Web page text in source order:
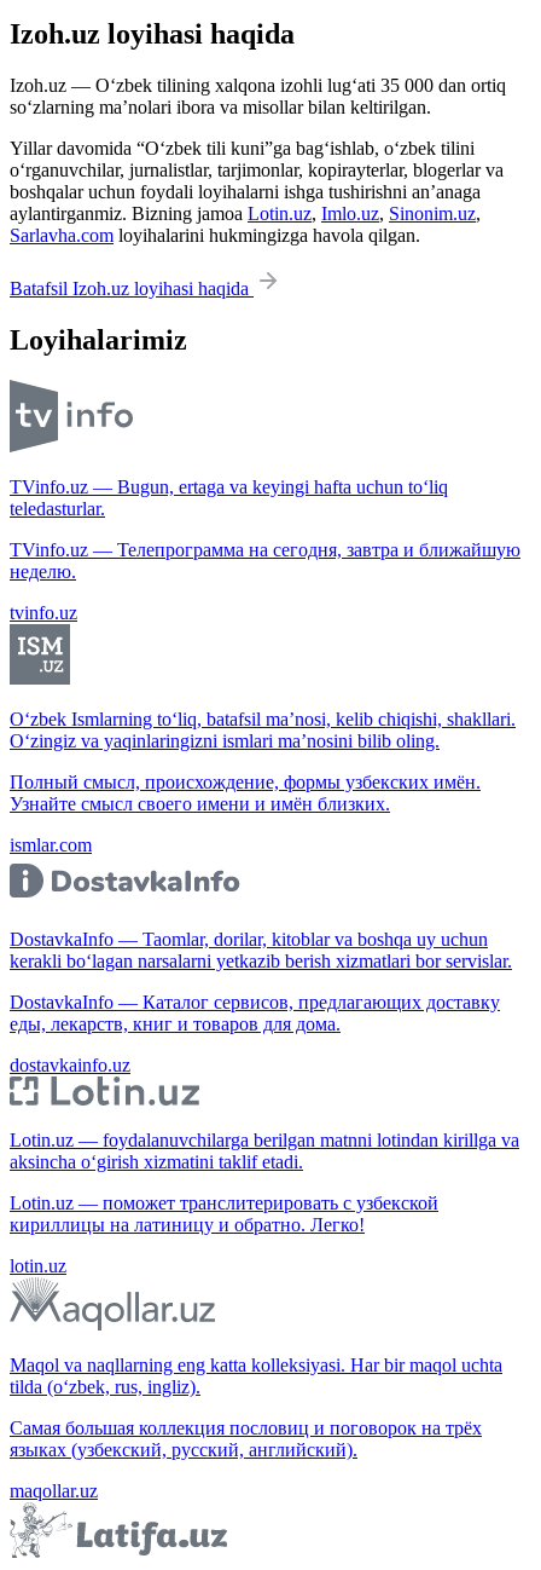
Izoh.uz loyihasi haqida
Izoh.uz — O‘zbek tilining xalqona izohli lug‘ati 35 000 dan ortiq
so‘zlarning ma’nolari ibora va misollar bilan keltirilgan.
Yillar davomida “O‘zbek tili kuni”ga bag‘ishlab, o‘zbek tilini
o‘rganuvchilar, jurnalistlar, tarjimonlar, kopirayterlar, blogerlar va
boshqalar uchun foydali loyihalarni ishga tushirishni an’anaga
aylantirganmiz. Bizning jamoa Lotin.uz, Imlo.uz, Sinonim.uz,
Sarlavha.com loyihalarini hukmingizga havola qilgan.
Batafsil Izoh.uz loyihasi haqida
Loyihalarimiz
TVinfo.uz — Bugun, ertaga va keyingi hafta uchun to‘liq
teledasturlar.
TVinfo.uz — Телепрограмма на сегодня, завтра и ближайшую
неделю.
tvinfo.uz
O‘zbek Ismlarning to‘liq, batafsil ma’nosi, kelib chiqishi, shakllari.
O‘zingiz va yaqinlaringizni ismlari ma’nosini bilib oling.
Полный смысл, происхождение, формы узбекских имён.
Узнайте смысл своего имени и имён близких.
ismlar.com
DostavkaInfo — Taomlar, dorilar, kitoblar va boshqa uy uchun
kerakli bo‘lagan narsalarni yetkazib berish xizmatlari bor servislar.
DostavkaInfo — Каталог сервисов, предлагающих доставку
еды, лекарств, книг и товаров для дома.
dostavkainfo.uz
Lotin.uz — foydalanuvchilarga berilgan matnni lotindan kirillga va
aksincha o‘girish xizmatini taklif etadi.
Lotin.uz — поможет транслитерировать с узбекской
кириллицы на латиницу и обратно. Легко!
lotin.uz
Maqol va naqllarning eng katta kolleksiyasi. Har bir maqol uchta
tilda (o‘zbek, rus, ingliz).
Самая большая коллекция пословиц и поговорок на трёх
языках (узбекский, русский, английский).
maqollar.uz